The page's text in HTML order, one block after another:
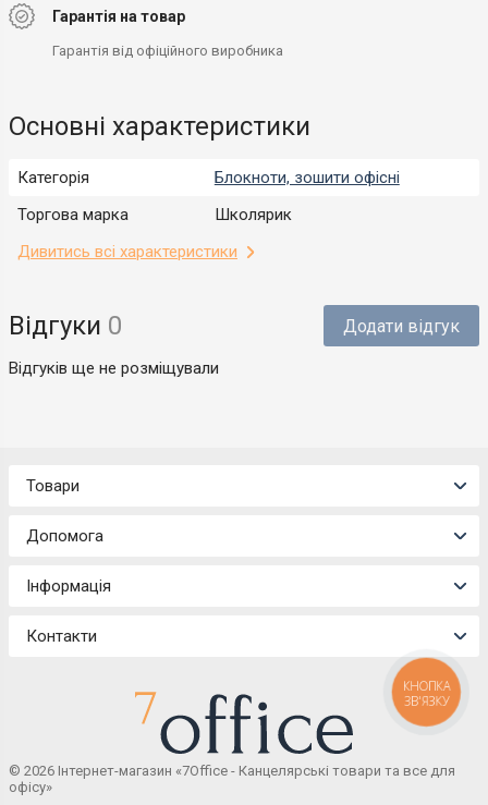
Гарантія на товар
Гарантія від офіційного виробника
Основні характеристики
Категорія
Блокноти, зошити офісні
Торгова марка
Школярик
Дивитись всі характеристики
Відгуки 0 Додати відгук
Відгуків ще не розміщували
Товари
Допомога
Інформація
Контакти
© 2026 Інтернет-магазин «7Office - Канцелярські товари та все для
офісу»
КНОПКА
ЗВ'ЯЗКУ